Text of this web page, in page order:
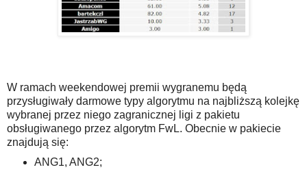
W ramach weekendowej premii wygranemu będą
przysługiwały darmowe typy algorytmu na najbliższą kolejkę
wybranej przez niego zagranicznej ligi z pakietu
obsługiwanego przez algorytm FwL. Obecnie w pakiecie
znajdują się:
ANG1, ANG2;